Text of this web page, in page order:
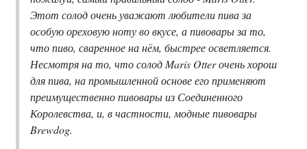
Этот солод очень уважают любители пива за
особую ореховую ноту во вкусе, а пивовары за то,
что пиво, сваренное на нём, быстрее осветляется.
Несмотря на то, что солод Maris Otter очень хорош
для пива, на промышленной основе его применяют
преимущественно пивовары из Соединенного
Королевства, и, в частности, модные пивовары
Brewdog.